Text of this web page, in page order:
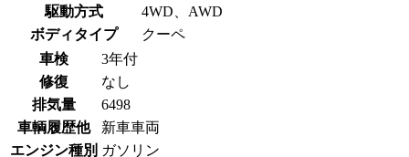
駆動方式
4WD、AWD
ボディタイプ
クーペ
車検
3年付
修復
なし
排気量
6498
車輌履歴他
新車車両
エンジン種別 ガソリン